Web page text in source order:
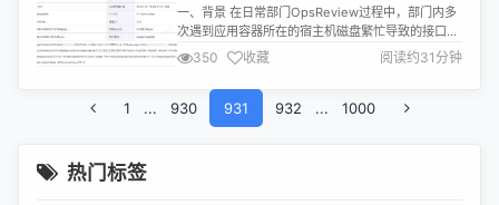
程
一、背景 在日常部门OpsReview过程中，部门内多
次遇到应用容器所在的宿主机磁盘繁忙导致的接口响
应缓慢，TP99增高等影响服务性能的问题，其中比
较有效的解决方案是开启日志的异步打印，可以有效
避免同步日志打印在磁盘IO高起的情况下拖慢业务线
程的执行效率。 部门内的jimkv应用为了配合仓做切
量，在最近将日志打印功能降到了INFO级别，打开
350 收藏 阅读约31分钟
1 ... 930 931 932 ... 1000
热门标签